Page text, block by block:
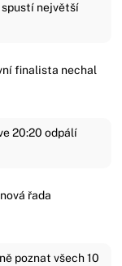
spustí největší
finalista nechal
20:20 odpálí
řada
poznat všech 10